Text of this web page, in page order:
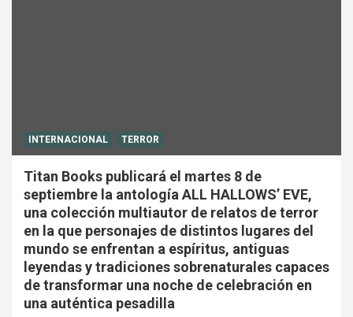
INTERNACIONAL TERROR
Titan Books publicará el martes 8 de
septiembre la antología ALL HALLOWS’ EVE,
una colección multiautor de relatos de terror
en la que personajes de distintos lugares del
mundo se enfrentan a espíritus, antiguas
leyendas y tradiciones sobrenaturales capaces
de transformar una noche de celebración en
una auténtica pesadilla